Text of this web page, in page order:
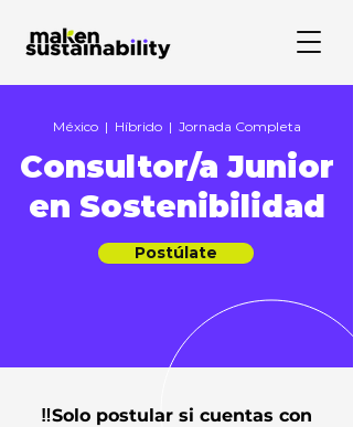
México | Híbrido | Jornada Completa
Consultor/a Junior
en Sostenibilidad
Postúlate
‼️Solo postular si cuentas con